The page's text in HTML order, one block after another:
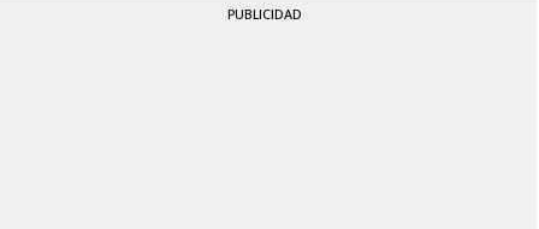
PUBLICIDAD